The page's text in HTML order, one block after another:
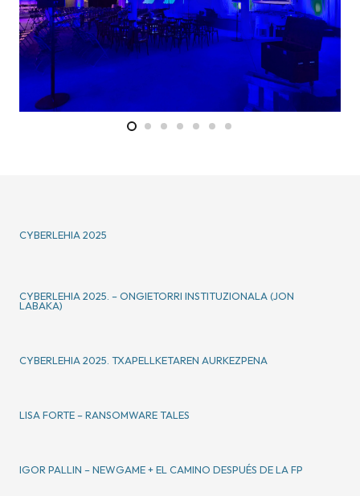
CYBERLEHIA 2025
CYBERLEHIA 2025. – ONGIETORRI INSTITUZIONALA (JON
LABAKA)
CYBERLEHIA 2025. TXAPELLKETAREN AURKEZPENA
LISA FORTE – RANSOMWARE TALES
IGOR PALLIN – NEWGAME + EL CAMINO DESPUÉS DE LA FP